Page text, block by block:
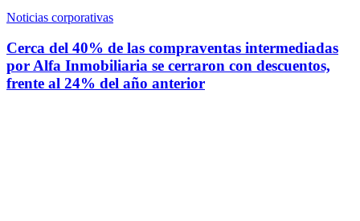
Noticias corporativas
Cerca del 40% de las compraventas intermediadas
por Alfa Inmobiliaria se cerraron con descuentos,
frente al 24% del año anterior